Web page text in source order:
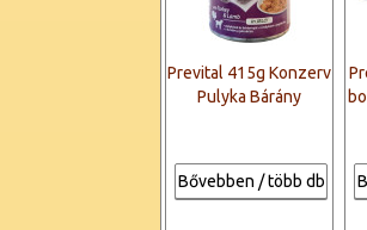
Prevital 415g Konzerv
Pulyka Bárány
Bővebben / több db